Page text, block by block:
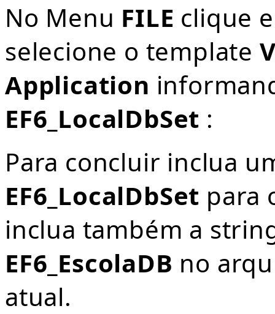
No Menu FILE clique
selecione o template
Application
EF6_LocalDbSet :
Para concluir inclua
EF6_LocalDbSet para
inclua também a
EF6_EscolaDB no
atual.